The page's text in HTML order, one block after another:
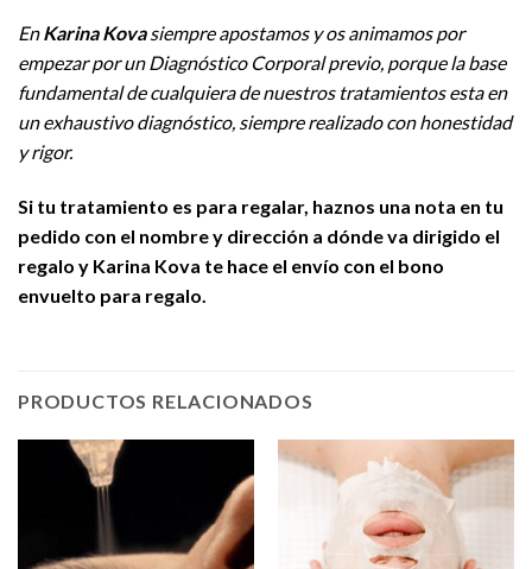
EnKarina Kovasiempre apostamos y os animamos por
empezar por un Diagnóstico Corporal previo, porque la base
fundamental de cualquiera de nuestros tratamientos esta en
un exhaustivo diagnóstico, siempre realizado con honestidad
y rigor.
Si tu tratamiento es para regalar, haznos una nota en tu
pedido con el nombre y dirección a dónde va dirigido el
regalo y Karina Kova te hace el envío con el bono
envuelto para regalo.
PRODUCTOS RELACIONADOS